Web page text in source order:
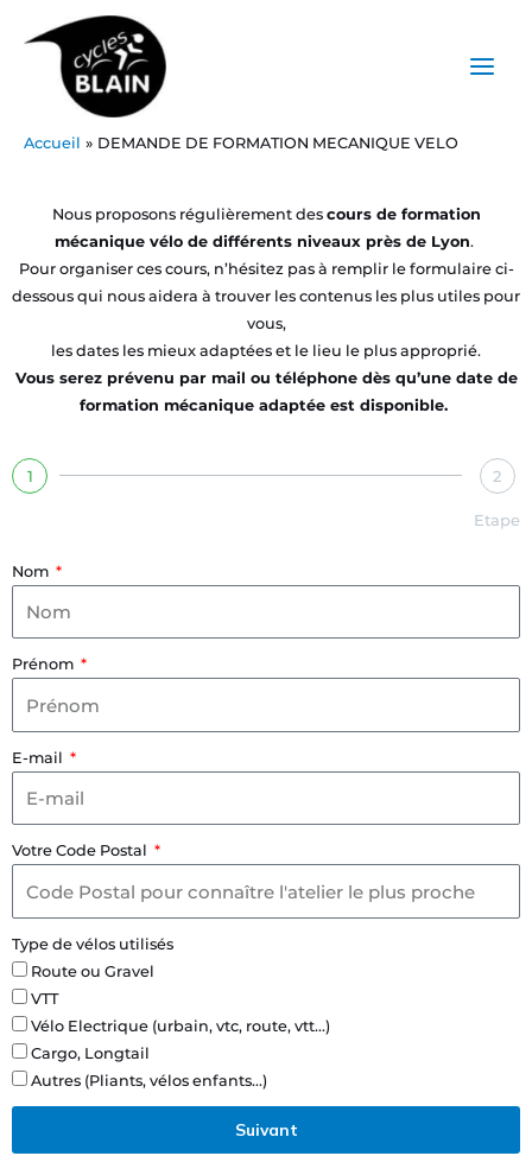
contenu
Menu
Accueil DEMANDE DE FORMATION MECANIQUE VELO
Nous proposons régulièrement des cours de formation
mécanique vélo de différents niveaux près de Lyon.
Pour organiser ces cours, n’hésitez pas à remplir le formulaire ci-
dessous qui nous aidera à trouver les contenus les plus utiles pour
vous,
les dates les mieux adaptées et le lieu le plus approprié.
Vous serez prévenu par mail ou téléphone dès qu’une date de
formation mécanique adaptée est disponible.
1 2
Etape
Nom
Prénom
E-mail
Votre Code Postal
Type de vélos utilisés
Route ou Gravel
VTT
Vélo Electrique (urbain, vtc, route, vtt...)
Cargo, Longtail
Autres (Pliants, vélos enfants...)
Suivant